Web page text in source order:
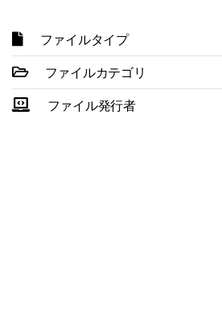
ファイルタイプ
ファイルカテゴリ
ファイル発行者